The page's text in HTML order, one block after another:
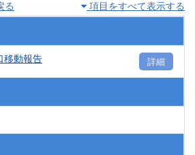
る 項目をすべて表示する
移動報告 詳細